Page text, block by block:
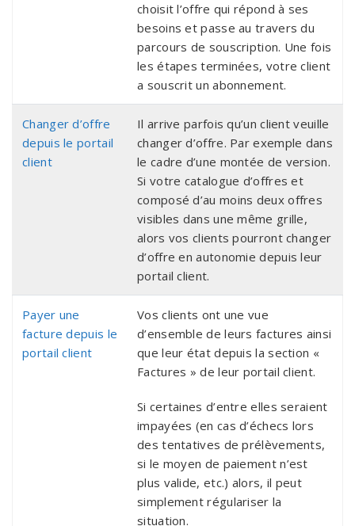
choisit l’offre qui répond à ses
besoins et passe au travers du
parcours de souscription. Une fois
les étapes terminées, votre client
a souscrit un abonnement.
Changer d’offre
depuis le portail
client
Il arrive parfois qu’un client veuille
changer d’offre. Par exemple dans
le cadre d’une montée de version.
Si votre catalogue d’offres et
composé d’au moins deux offres
visibles dans une même grille,
alors vos clients pourront changer
d’offre en autonomie depuis leur
portail client.
Payer une
facture depuis le
portail client
Vos clients ont une vue
d’ensemble de leurs factures ainsi
que leur état depuis la section «
Factures » de leur portail client.
Si certaines d’entre elles seraient
impayées (en cas d’échecs lors
des tentatives de prélèvements,
si le moyen de paiement n’est
plus valide, etc.) alors, il peut
simplement régulariser la
situation.